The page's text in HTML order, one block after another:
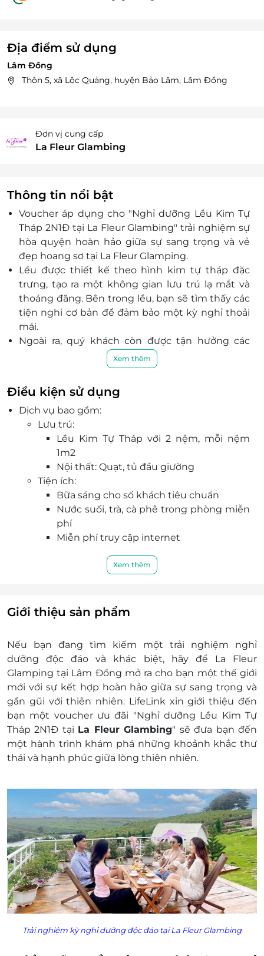
Địa điểm sử dụng
Lâm Đồng
Thôn 5, xã Lộc Quảng, huyện Bảo Lâm, Lâm Đồng
Đơn vị cung cấp
La Fleur Glambing
Thông tin nổi bật
Voucher áp dụng cho "Nghỉ dưỡng Lều Kim Tự
Tháp 2N1Đ tại La Fleur Glambing" trải nghiệm sự
hòa quyện hoàn hảo giữa sự sang trọng và vẻ
đẹp hoang sơ tại La Fleur Glamping.
Lều được thiết kế theo hình kim tự tháp đặc
trưng, tạo ra một không gian lưu trú lạ mắt và
thoáng đãng. Bên trong lều, bạn sẽ tìm thấy các
tiện nghi cơ bản để đảm bảo một kỳ nghỉ thoải
mái.
Ngoài ra, quý khách còn được tận hưởng các
dịch vụ đẳng cấp khác như: Góc chill với Coffee
Dreams, Thiên đường hoa Bloom Haven, Dịch vụ
thuê trang phục chụp hình, Vườn nướng BBQ,
Khu vui chơi trẻ em, Vườn thú cưng, View rừng
hoa, Đồi chè thơ mộng, Ẩm thực với thực đơn
phong phú.
Các điểm tham quan lân cận như: Chùa Linh Quy
Pháp Ấn, Chùa Di Đà, thác Dasara,...
Xem thêm
Điều kiện sử dụng
Dịch vụ bao gồm:
Lưu trú:
Lều Kim Tự Tháp với 2 nệm, mỗi nệm
1m2
Nội thất: Quạt, tủ đầu giường
Tiện ích:
Bữa sáng cho số khách tiêu chuẩn
Nước suối, trà, cà phê trong phòng miễn
phí
Miễn phí truy cập internet
Dịch vụ không bao gồm:
Chi phí không được nêu trong chương trình
Phụ thu trẻ em: Miễn phí 02 trẻ em dưới 6 tuổi
14h00 và trả phòng trước 12h00 hằng ngày
Điều kiện đặt đặt tour:
Hotline đặt tour & tư vấn (9h00-20h00): 1900
2065 / 0387 881 956
Văn phòng HCM: 028 6680 8757 / 0387 881
956
Liên hệ check tình trạng phòng trống trước
khi mua voucher
Điều kiện khác:
khách người lớn và 2 trẻ em
Một khách hàng được mua nhiều E-
Voucher/E-Coupon
E-Voucher/E-Coupon không có giá trị quy
đổi thành tiền mặt, không trả lại tiền thừa
Không áp dụng đồng thời với chương trình
khuyến mại khác.
Xem thêm
Giới thiệu sản phẩm
Nếu bạn đang tìm kiếm một trải nghiệm nghỉ
dưỡng độc đáo và khác biệt, hãy để La Fleur
Glamping tại Lâm Đồng mở ra cho bạn một thế giới
mới với sự kết hợp hoàn hảo giữa sự sang trọng và
gần gũi với thiên nhiên. LifeLink xin giới thiệu đến
bạn một voucher ưu đãi "Nghỉ dưỡng Lều Kim Tự
Tháp 2N1Đ tại La Fleur Glambing" sẽ đưa bạn đến
một hành trình khám phá những khoảnh khắc thư
thái và hạnh phúc giữa lòng thiên nhiên.
Trải nghiệm kỳ nghỉ dưỡng độc đáo tại La Fleur Glambing